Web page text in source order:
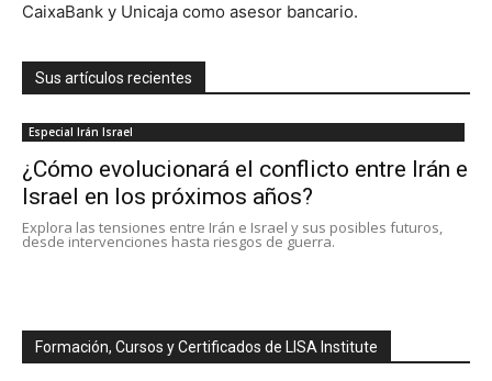
CaixaBank y Unicaja como asesor bancario.
Sus artículos recientes
Especial Irán Israel
¿Cómo evolucionará el conflicto entre Irán e
Israel en los próximos años?
Explora las tensiones entre Irán e Israel y sus posibles futuros,
desde intervenciones hasta riesgos de guerra.
Formación, Cursos y Certificados de LISA Institute